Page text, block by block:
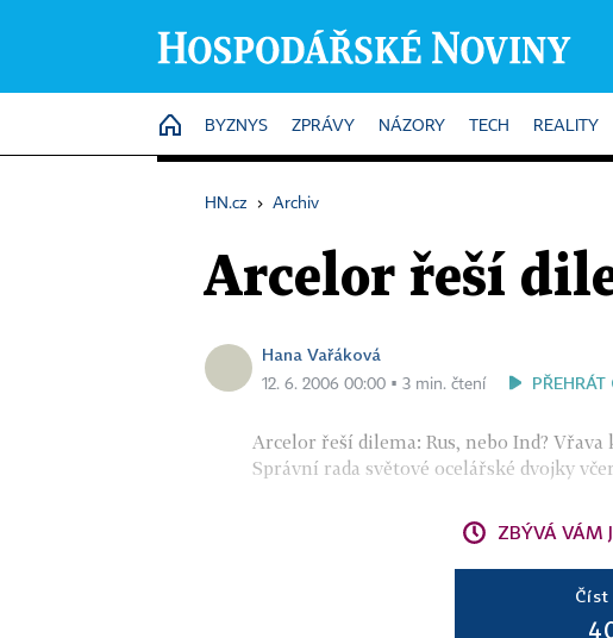
HOME
BYZNYS ZPRÁVY NÁZORY TECH REALITY
HN.cz › Archiv
Arcelor řeší
Hana Vařáková
12. 6. 2006 00:00 ▪ 3 min. čtení PŘEHRÁT
Arcelor řeší dilema: Rus, nebo Ind?
Správní rada světové ocelářské dvojky
ZBÝVÁ VÁM
Číst